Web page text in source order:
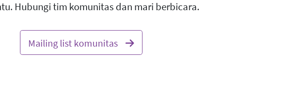
Hubungi tim komunitas dan mari berbicara.
Mailing list komunitas